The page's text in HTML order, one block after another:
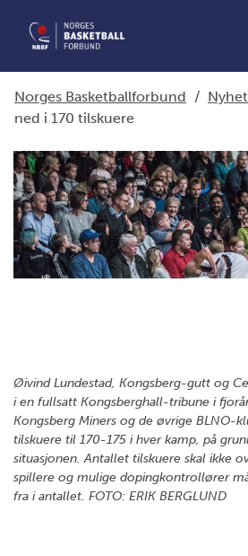
Norges Basketballforbund /
ned i 170 tilskuere
Øivind Lundestad, Kongsberg-gutt og
i en fullsatt Kongsberghall-tribune i
Kongsberg Miners og de øvrige BLNO-
tilskuere til 170-175 i hver kamp, på
situasjonen. Antallet tilskuere skal ikke
spillere og mulige dopingkontrollører
fra i antallet. FOTO: ERIK BERGLUND